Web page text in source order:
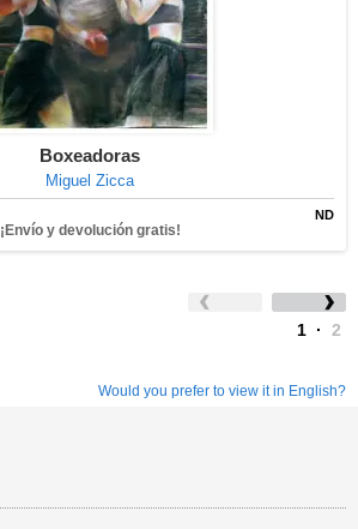
Boxeadoras
Miguel Zicca
ND
¡Envío y devolución gratis!
1 · 2
Would you prefer to view it in English?